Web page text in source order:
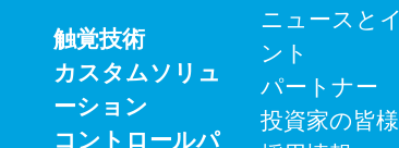
触覚技術
カスタムソリュ
ーション
コントロールパ
ニュースと
ント
パートナー
投資家の皆